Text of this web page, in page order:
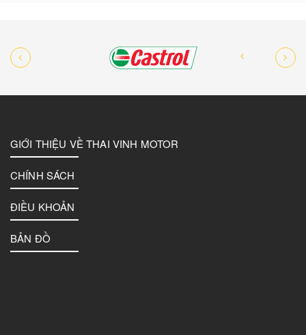
GIỚI THIỆU VỀ THAI VINH MOTOR
CHÍNH SÁCH
ĐIỀU KHOẢN
BẢN ĐỒ